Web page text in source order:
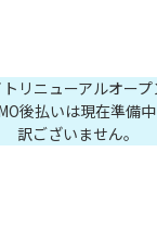
リニューアルオープ
後払いは現在準備
訳ございません。